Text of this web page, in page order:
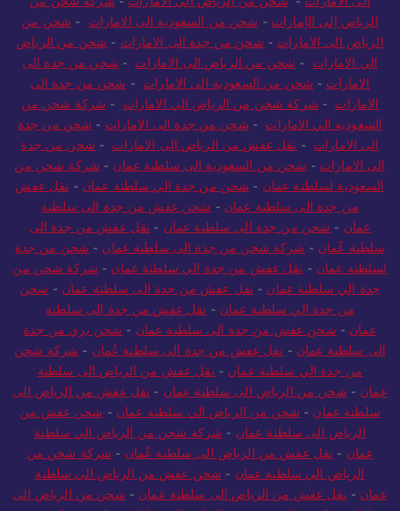
الرياض إلى الإمارات - شحن من السعودية الى الامارات - شحن من
الرياض الى الامارات - شحن من جدة الى الامارات - شحن من الرياض
الي الامارات - شحن من الرياض الى الامارات - شحن من جدة الى
الامارات - شحن من السعودية الى الامارات - شحن من جدة الى
الامارات - شركة شحن من الرياض الي الامارات - شركة شحن من
السعودية الي الامارات - شحن من جدة الى الامارات - شحن من جدة
الى الامارات - نقل عفش من الرياض الى الامارات - شحن من جدة
الى الامارات - شحن من السعودية الى سلطنة عمان - شركة شحن من
السعودية لسلطنة عمان - شحن من جدة الي سلطنة عمان - نقل عفش
من جدة الى سلطنة عمان - شحن عفش من جدة الى سلطنة
عمان - شحن من جدة الى سلطنة عمان - نقل عفش من جدة الى
سلطنة عُمان - شركة شحن من جدة الى سلطنة عمان - شحن من جدة
لسلطنة عمان - نقل عفش من جدة الي سلطنة عمان - شركة شحن من
جدة الي سلطنة عمان - نقل عفش من جدة الى سلطنة عمان - شحن
من جدة الي سلطنة عمان - نقل عفش من جدة الى سلطنة
عمان - شحن عفش من جدة الي سلطنة عمان - شحن بري من جدة
الى سلطنة عمان - نقل عفش من جدة الى سلطنة عُمان - شركة شحن
من جدة الي سلطنة عمان - نقل عفش من الرياض الى سلطنة
عمان - شحن من الرياض الى سلطنة عمان - نقل عفش من الرياض الى
سلطنة عمان - شحن من الرياض الي سلطنة عمان - شحن عفش من
الرياض الى سلطنة عمان - شركة شحن من الرياض الي سلطنة
عمان - نقل عفش من الرياض الى سلطنة عُمان - شركة شحن من
الرياض الي سلطنة عمان - شحن عفش من الرياض الي سلطنة
عمان - نقل عفش من الرياض الى سلطنة عمان - شحن من الرياض الى